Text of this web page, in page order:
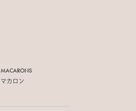
MACARONS
マカロン